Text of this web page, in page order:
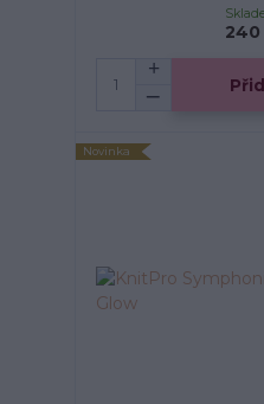
240
Novinka